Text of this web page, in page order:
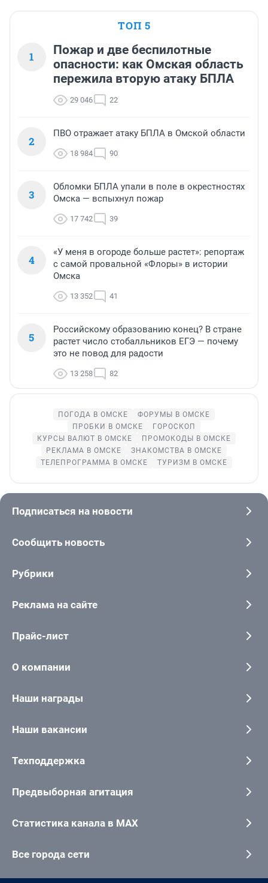
ТОП 5
1
Пожар и две беспилотные
опасности: как Омская область
пережила вторую атаку БПЛА
29 046 22
2
ПВО отражает атаку БПЛА в Омской области
18 984 90
3
Обломки БПЛА упали в поле в окрестностях
Омска — вспыхнул пожар
17 742 39
4
«У меня в огороде больше растет»: репортаж
с самой провальной «Флоры» в истории
Омска
13 352 41
5
Российскому образованию конец? В стране
растет число стобалльников ЕГЭ — почему
это не повод для радости
13 258 82
ПОГОДА В ОМСКЕ
ФОРУМЫ В ОМСКЕ
ПРОБКИ В ОМСКЕ
ГОРОСКОП
КУРСЫ ВАЛЮТ В ОМСКЕ
ПРОМОКОДЫ В ОМСКЕ
РЕКЛАМА В ОМСКЕ
ЗНАКОМСТВА В ОМСКЕ
ТЕЛЕПРОГРАММА В ОМСКЕ
ТУРИЗМ В ОМСКЕ
Подписаться на новости
Сообщить новость
Рубрики
Реклама на сайте
Прайс-лист
О компании
Наши награды
Наши вакансии
Техподдержка
Предвыборная агитация
Статистика канала в MAX
Все города сети